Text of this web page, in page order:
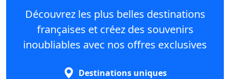
Découvrez les plus belles destinations
françaises et créez des souvenirs
inoubliables avec nos offres exclusives
Destinations uniques